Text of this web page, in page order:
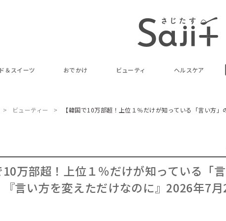
＆スイーツ おでかけ ビューティ ヘルスケア
ビューティー 【韓国で10万部超！上位１％だけが知っている「言い方
10万部超！上位１％だけが知っている「言
『言い方を変えただけなのに』2026年7